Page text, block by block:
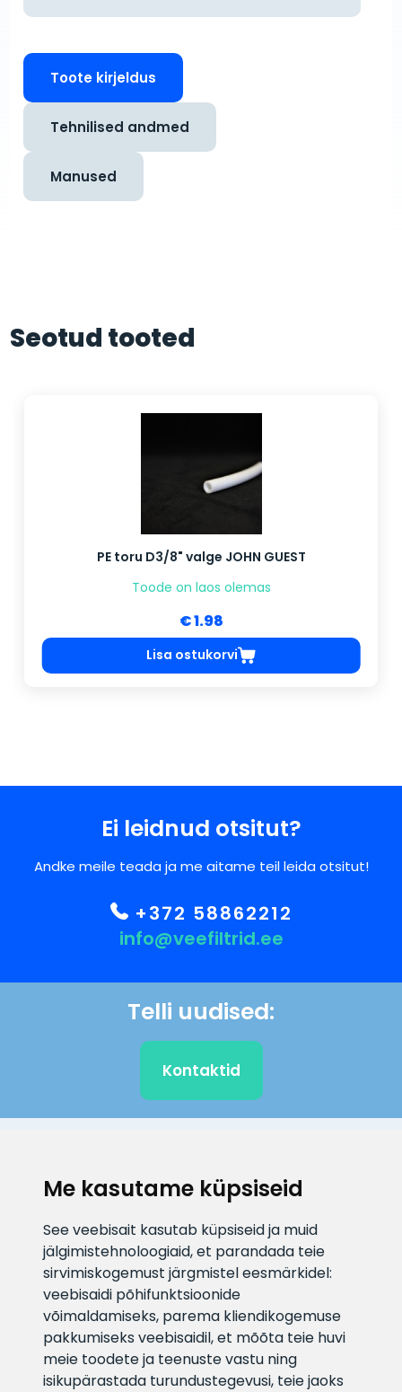
Me kasutame küpsiseid
See veebisait kasutab küpsiseid ja muid
jälgimistehnoloogiaid, et parandada teie
sirvimiskogemust järgmistel eesmärkidel:
veebisaidi põhifunktsioonide
võimaldamiseks, parema kliendikogemuse
pakkumiseks veebisaidil,et mõõta teie huvi
meie toodete ja teenuste vastu ning
isikupärastada turundustegevusi, teie jaoks
Toote kirjeldus
Tehnilised andmed
Manused
Seotud tooted
PE toru D3/8" valge JOHN GUEST
Toode on laos olemas
€ 1.98
Lisa ostukorvi
Ei leidnud otsitut?
Andke meile teada ja me aitame teil leida otsitut!
+372 58862212
info@veefiltrid.ee
Telli uudised:
Kontaktid
info@veefiltrid.ee
Infotelefon
+372 58862212
Vaata tööaegu
Reti tee 11, Peetri, 75312 Harju
maakond, Estonia